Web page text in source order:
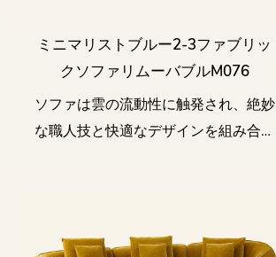
ミニマリストブルー2-3ファブリッ
クソファリムーバブルm076
ソファは雲の流動性に触発され、絶妙
な職人技と快適なデザインを組み合わ